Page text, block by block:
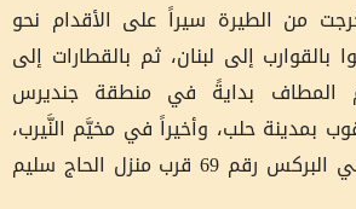
من الطيرة سيراً على الأقدام نحو
بالقوارب إلى لبنان، ثم بالقطارات إلى
المطاف بدايةً في منطقة جنديرس
بمدينة حلب، وأخيراً في مخيَّم النَّيرب،
حيث سكنت العائلة في البركس رقم 69 قرب منزل الحاج سليم